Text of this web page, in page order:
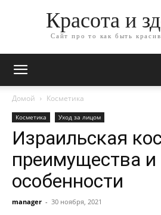
Красота и
Сайт про то как быть
Домой Косметика
Косметика Уход за лицом
Израильская
преимущества и
особенности
manager - 30 ноября, 2021